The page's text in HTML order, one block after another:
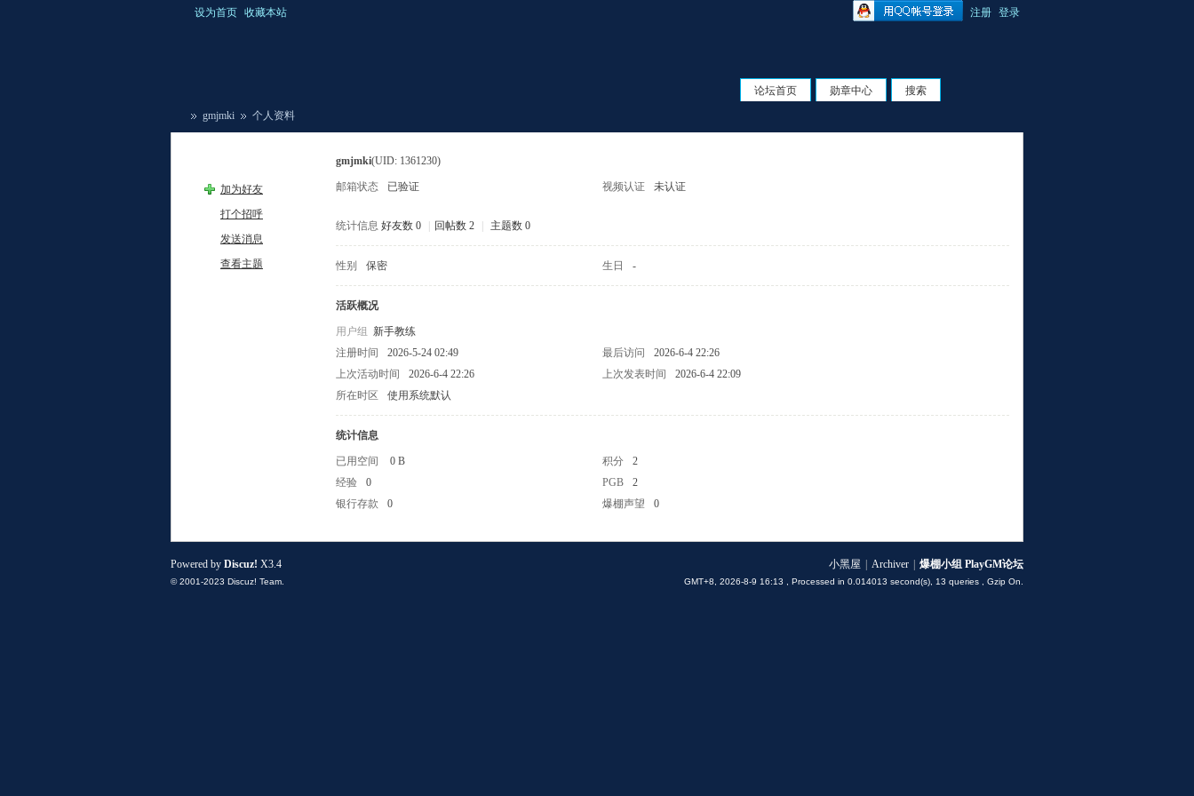
设为首页 收藏本站 注册 登录
论坛首页 勋章中心 搜索
gmjmki
›
个人资料
加为好友
打个招呼
发送消息
查看主题
gmjmki(UID: 1361230)
邮箱状态 已验证 视频认证 未认证
统计信息 好友数 0 回帖数 2 主题数 0
性别 保密 生日 -
活跃概况
用户组 新手教练
注册时间
2026-5-24 02:49 最后访问
2026-6-4 22:26
上次活动时间
2026-6-4 22:26 上次发表时间
2026-6-4 22:09
所在时区
使用系统默认
统计信息
已用空间 0 B 积分
2
经验
0 PGB
2
银行存款
0 爆棚声望 0
小黑屋 Archiver 爆棚小组 PlayGM论坛
GMT+8, 2026-8-9 16:13 , Processed in 0.014013 second(s), 13 queries , Gzip On.
Powered by Discuz! X3.4
© 2001-2023 Discuz! Team